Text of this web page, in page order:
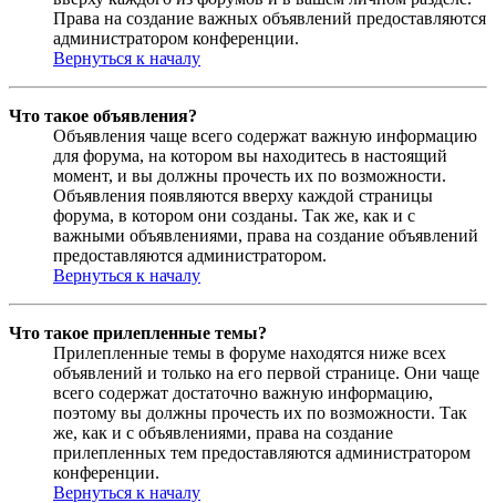
Права на создание важных объявлений предоставляются
администратором конференции.
Вернуться к началу
Что такое объявления?
Объявления чаще всего содержат важную информацию
для форума, на котором вы находитесь в настоящий
момент, и вы должны прочесть их по возможности.
Объявления появляются вверху каждой страницы
форума, в котором они созданы. Так же, как и с
важными объявлениями, права на создание объявлений
предоставляются администратором.
Вернуться к началу
Что такое прилепленные темы?
Прилепленные темы в форуме находятся ниже всех
объявлений и только на его первой странице. Они чаще
всего содержат достаточно важную информацию,
поэтому вы должны прочесть их по возможности. Так
же, как и с объявлениями, права на создание
прилепленных тем предоставляются администратором
конференции.
Вернуться к началу